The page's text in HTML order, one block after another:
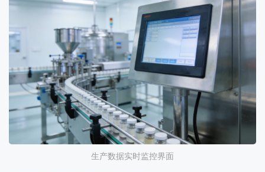
生产数据实时监控界面